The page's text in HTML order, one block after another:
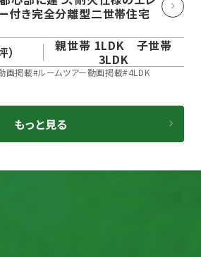
付き完全分離型二世帯住宅
親世帯 1LDK 子世帯
3LDK
画掲載#ルームツアー動画掲載#4LDK
もっと見る